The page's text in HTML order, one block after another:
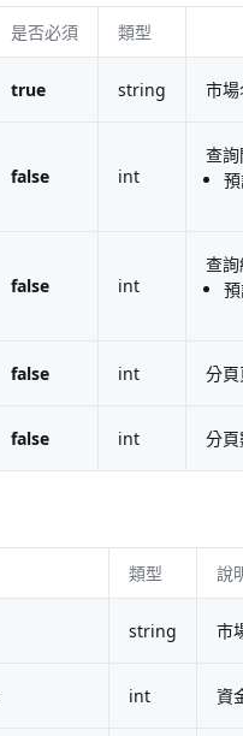
是否必須 類型
true string 市
false int
查
false int
查
false int 分
false int 分
類型 說
string 市
int 資